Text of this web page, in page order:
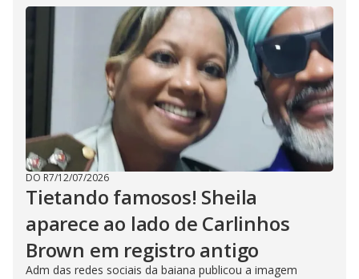
DO R7/12/07/2026
Tietando famosos! Sheila
aparece ao lado de Carlinhos
Brown em registro antigo
Adm das redes sociais da baiana publicou a imagem